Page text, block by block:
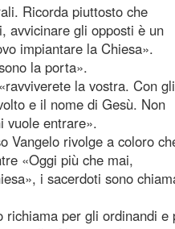
Ricorda piuttosto che
avvicinare gli opposti è un
impiantare la Chiesa».
la porta».
la vostra. Con gli
e il nome di Gesù. Non
vuole entrare».
Vangelo rivolge a coloro
«Oggi più che mai,
i sacerdoti sono
richiama per gli ordinandi e